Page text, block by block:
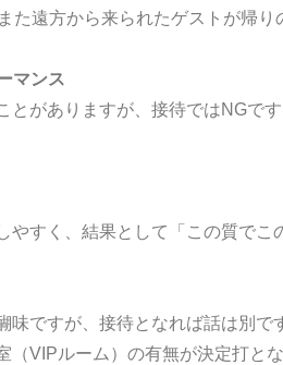
た遠方から来られたゲストが帰
マンス
がありますが、接待ではNGです
すく、結果として「この質で
ですが、接待となれば話は別で
VIPルーム）の有無が決定打とな